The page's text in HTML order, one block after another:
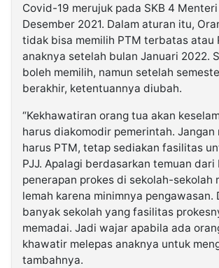
Covid-19 merujuk pada SKB 4
Desember 2021. Dalam aturan itu,
tidak bisa memilih PTM terbatas atau
anaknya setelah bulan Januari 2022.
boleh memilih, namun setelah
berakhir, ketentuannya diubah.
“Kekhawatiran orang tua akan
harus diakomodir pemerintah. Jangan
harus PTM, tetap sediakan fasilitas
PJJ. Apalagi berdasarkan temuan dari
penerapan prokes di sekolah-sekolah
lemah karena minimnya pengawasan.
banyak sekolah yang fasilitas
memadai. Jadi wajar apabila ada
khawatir melepas anaknya untuk
tambahnya.